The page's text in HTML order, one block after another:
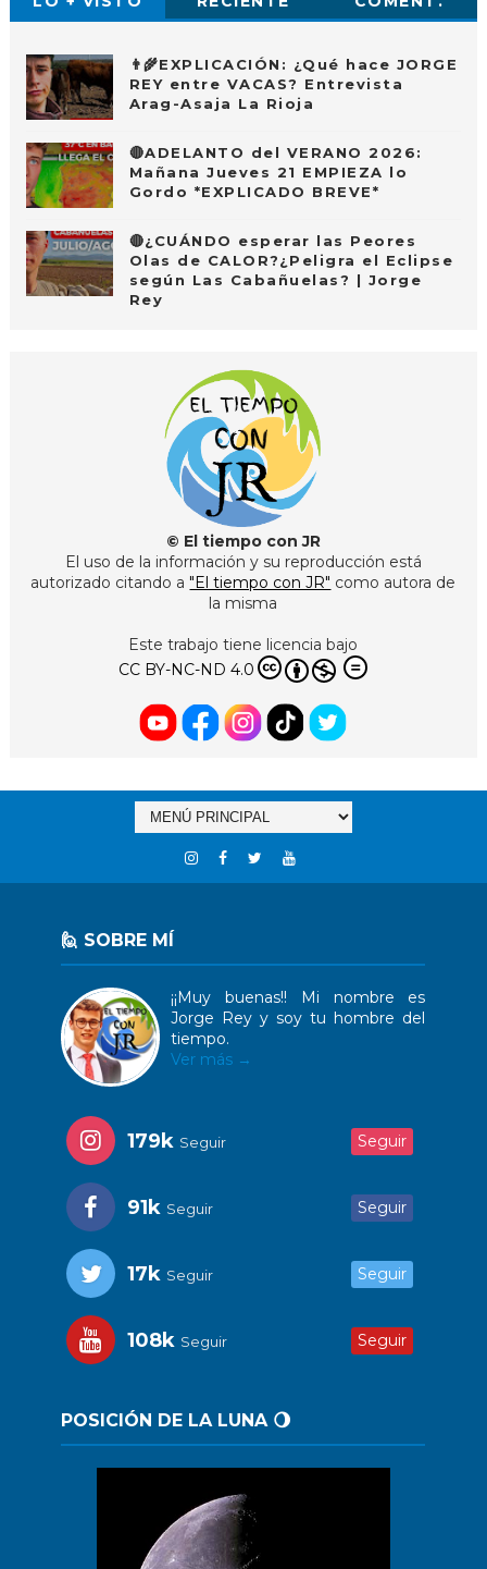
👨‍🌾EXPLICACIÓN: ¿Qué hace JORGE
REY entre VACAS? Entrevista
Arag-Asaja La Rioja
🔴ADELANTO del VERANO 2026:
Mañana Jueves 21 EMPIEZA lo
Gordo *EXPLICADO BREVE*
🔴¿CUÁNDO esperar las Peores
Olas de CALOR?¿Peligra el Eclipse
según Las Cabañuelas? | Jorge
Rey
© El tiempo con JR
El uso de la información y su reproducción está
autorizado citando a "El tiempo con JR" como autora de
la misma
Este trabajo tiene licencia bajo
CC BY-NC-ND 4.0
🙋 SOBRE MÍ
¡¡Muy buenas!! Mi nombre es
Jorge Rey y soy tu hombre del
tiempo.
Ver más →
179k Seguir Seguir
91k Seguir Seguir
17k Seguir Seguir
108k Seguir Seguir
POSICIÓN DE LA LUNA 🌖